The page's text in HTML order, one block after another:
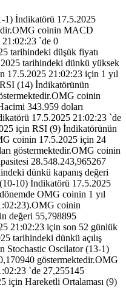
1) İndikatörü 17.5.2025
coinin MACD
`de 0
tarihindeki düşük fiyatı
tarihindeki dünkü yüksek
17.5.2025 21:02:23 için 1 yıl
(14) İndikatörünün
coinin
343.959 doları
17.5.2025 21:02:23 `de
için RSI (9) İndikatörünün
coinin 17.5.2025 için 24
göstermektedir.OMG coinin
28.548.243,965267
dünkü kapanış değeri
10) İndikatörü 17.5.2025
OMG coinin 1 yıl
coinin
değeri 55,798895
21:02:23 için son 52 günlük
tarihindeki dünkü açılış
Stochastic Oscilator (13-1)
göstermektedir.OMG
`de 27,255145
için Hareketli Ortalaması (9)